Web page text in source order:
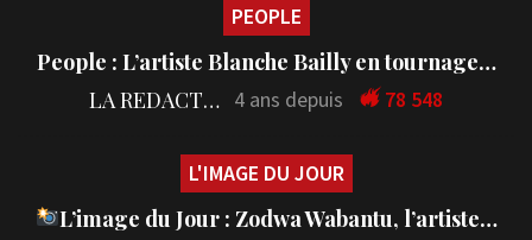
PEOPLE
People : L’artiste Blanche Bailly en tournage…
LA REDACTION 4 ans depuis 78 548
L'IMAGE DU JOUR
L’image du Jour : Zodwa Wabantu, l’artiste…